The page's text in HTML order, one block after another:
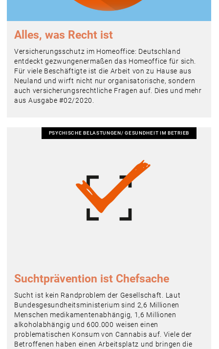
Alles, was Recht ist
Versicherungsschutz im Homeoffice: Deutschland
entdeckt gezwungenermaßen das Homeoffice für sich.
Für viele Beschäftigte ist die Arbeit von zu Hause aus
Neuland und wirft nicht nur organisatorische, sondern
auch versicherungsrechtliche Fragen auf. Dies und mehr
aus Ausgabe #02/2020.
PSYCHISCHE BELASTUNGEN/ GESUNDHEIT IM BETRIEB
Suchtprävention ist Chefsache
Sucht ist kein Randproblem der Gesellschaft. Laut
Bundesgesundheitsministerium sind 2,6 Millionen
Menschen medikamentenabhängig, 1,6 Millionen
alkoholabhängig und 600.000 weisen einen
problematischen Konsum von Cannabis auf. Viele der
Betroffenen haben einen Arbeitsplatz und bringen die